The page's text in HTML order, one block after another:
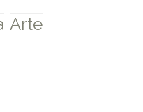
Arte